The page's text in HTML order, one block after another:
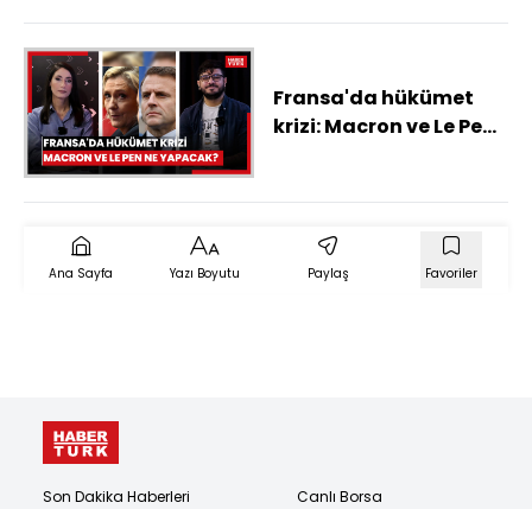
Fransa'da hükümet
krizi: Macron ve Le Pen
Ana Sayfa Yazı Boyutu Paylaş Favoriler
Son Dakika Haberleri
Canlı Borsa